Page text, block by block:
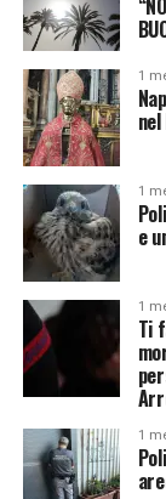
1
1
e
1
Ti
1